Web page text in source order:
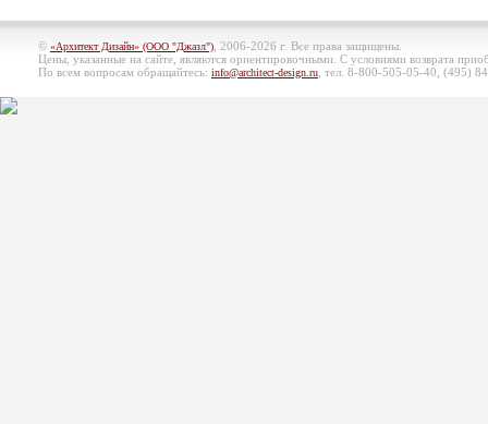
© «Архитект Дизайн» (ООО "Джазл") , 2006-2026 г. Все права защищены.
Цены, указанные на сайте, являются ориентировочными. С условиями возврата
По всем вопросам обращайтесь: info@architect-design.ru , тел. 8-800-505-05-40, (495)